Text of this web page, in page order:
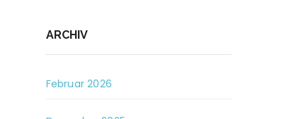
ARCHIV
Februar 2026